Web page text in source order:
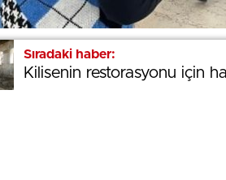
Sıradaki haber:
Kilisenin restorasyonu için
BEĞENDİM ABONE OL
Sıradaki haber:
Kilisenin restorasyonu için